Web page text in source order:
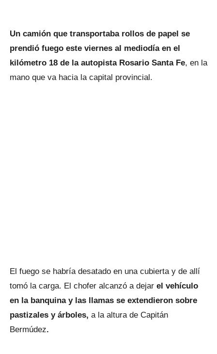
Un camión que transportaba rollos de papel se
prendió fuego este viernes al mediodía en el
kilómetro 18 de la autopista Rosario Santa Fe, en la
mano que va hacia la capital provincial.
El fuego se habría desatado en una cubierta y de allí
tomó la carga. El chofer alcanzó a dejar el vehículo
en la banquina y las llamas se extendieron sobre
pastizales y árboles, a la altura de Capitán
Bermúdez.